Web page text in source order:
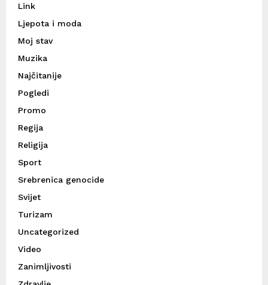
Link
Ljepota i moda
Moj stav
Muzika
Najčitanije
Pogledi
Promo
Regija
Religija
Sport
Srebrenica genocide
Svijet
Turizam
Uncategorized
Video
Zanimljivosti